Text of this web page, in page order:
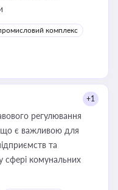
комплекс
+1
регулювання
що є важливою для
та
сфері комунальних